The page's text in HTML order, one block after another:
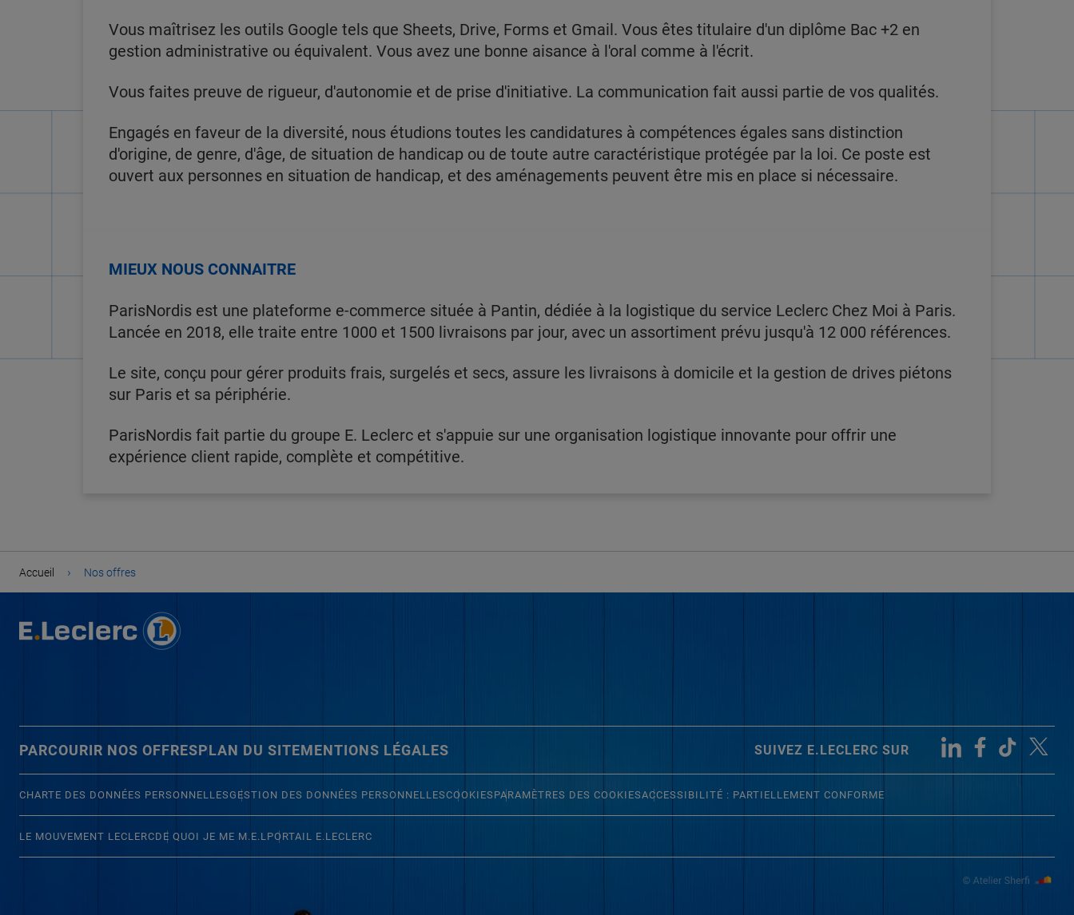
Vous maîtrisez les outils Google tels que Sheets, Drive, Forms et Gmail. Vous êtes titulaire d'un diplôme Bac +2 en
gestion administrative ou équivalent. Vous avez une bonne aisance à l'oral comme à l'écrit.
Vous faites preuve de rigueur, d'autonomie et de prise d'initiative. La communication fait aussi partie de vos qualités.
Engagés en faveur de la diversité, nous étudions toutes les candidatures à compétences égales sans distinction
d'origine, de genre, d'âge, de situation de handicap ou de toute autre caractéristique protégée par la loi. Ce poste est
ouvert aux personnes en situation de handicap, et des aménagements peuvent être mis en place si nécessaire.
MIEUX NOUS CONNAITRE
ParisNordis est une plateforme e-commerce située à Pantin, dédiée à la logistique du service Leclerc Chez Moi à Paris.
Lancée en 2018, elle traite entre 1000 et 1500 livraisons par jour, avec un assortiment prévu jusqu'à 12 000 références.
Le site, conçu pour gérer produits frais, surgelés et secs, assure les livraisons à domicile et la gestion de drives piétons
sur Paris et sa périphérie.
ParisNordis fait partie du groupe E. Leclerc et s'appuie sur une organisation logistique innovante pour offrir une
expérience client rapide, complète et compétitive.
Accueil › Nos offres
PARCOURIR NOS OFFRESPLAN DU SITEMENTIONS LÉGALES SUIVEZ E.LECLERC SUR
CHARTE DES DONNÉES PERSONNELLESGESTION DES DONNÉES PERSONNELLESCOOKIES PARAMÈTRES DES COOKIESACCESSIBILITÉ : PARTIELLEMENT CONFORME
LE MOUVEMENT LECLERCDE QUOI JE ME M.E.LPORTAIL E.LECLERC